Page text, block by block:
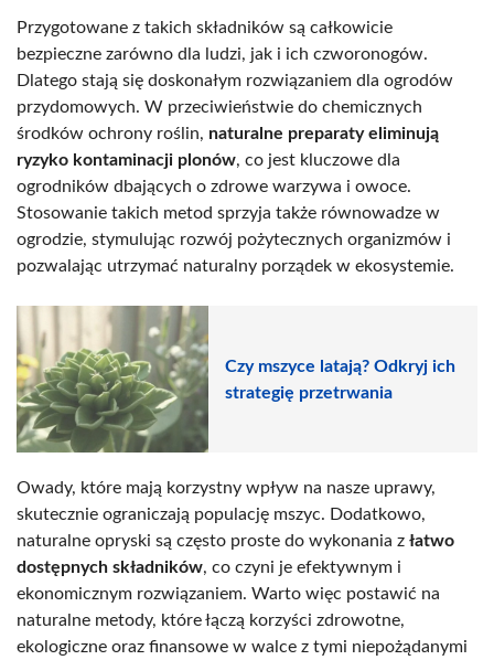
Przygotowane z takich składników są całkowicie
bezpieczne zarówno dla ludzi, jak i ich czworonogów.
Dlatego stają się doskonałym rozwiązaniem dla ogrodów
przydomowych. W przeciwieństwie do chemicznych
środków ochrony roślin, naturalne preparaty eliminują
ryzyko kontaminacji plonów, co jest kluczowe dla
ogrodników dbających o zdrowe warzywa i owoce.
Stosowanie takich metod sprzyja także równowadze w
ogrodzie, stymulując rozwój pożytecznych organizmów i
pozwalając utrzymać naturalny porządek w ekosystemie.
Czy mszyce latają? Odkryj ich
strategię przetrwania
Owady, które mają korzystny wpływ na nasze uprawy,
skutecznie ograniczają populację mszyc. Dodatkowo,
naturalne opryski są często proste do wykonania z łatwo
dostępnych składników, co czyni je efektywnym i
ekonomicznym rozwiązaniem. Warto więc postawić na
naturalne metody, które łączą korzyści zdrowotne,
ekologiczne oraz finansowe w walce z tymi niepożądanymi